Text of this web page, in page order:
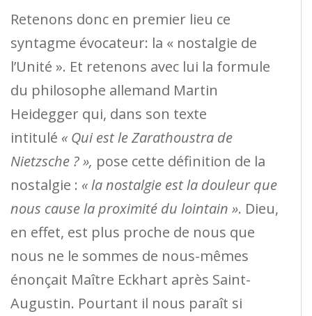
Retenons donc en premier lieu ce
syntagme évocateur: la « nostalgie de
l’Unité ». Et retenons avec lui la formule
du philosophe allemand Martin
Heidegger qui, dans son texte
intitulé « Qui est le Zarathoustra de
Nietzsche ? », pose cette définition de la
nostalgie : « la nostalgie est la douleur que
nous cause la proximité du lointain ». Dieu,
en effet, est plus proche de nous que
nous ne le sommes de nous-mêmes
énonçait Maître Eckhart après Saint-
Augustin. Pourtant il nous paraît si